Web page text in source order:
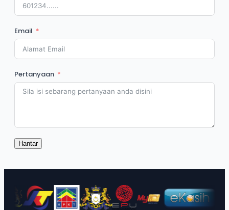
Email
Pertanyaan
Hantar